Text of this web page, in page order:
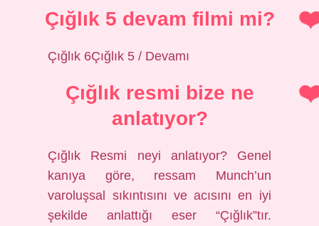
Çığlık 5 devam filmi mi?
Çığlık 6Çığlık 5 / Devamı
Çığlık resmi bize ne
anlatıyor?
Çığlık Resmi neyi anlatıyor? Genel
kanıya göre, ressam Munch’un
varoluşsal sıkıntısını ve acısını en iyi
şekilde anlattığı eser “Çığlık”tır.